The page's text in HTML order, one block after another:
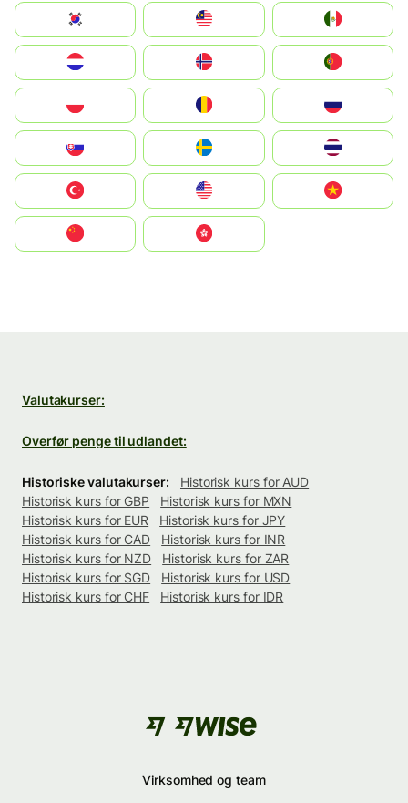
South Korea
United States
中國香港特別行政區
Valutakurser:
Overfør penge til udlandet:
Historiske valutakurser:
Historisk kurs for AUD
Historisk kurs for GBP
Historisk kurs for MXN
Historisk kurs for EUR
Historisk kurs for JPY
Historisk kurs for CAD
Historisk kurs for INR
Historisk kurs for NZD
Historisk kurs for ZAR
Historisk kurs for SGD
Historisk kurs for USD
Historisk kurs for CHF
Historisk kurs for IDR
Virksomhed og team